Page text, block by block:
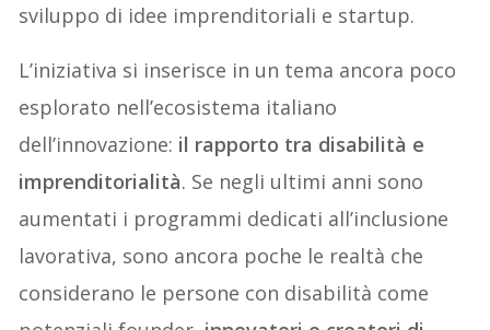
sviluppo di idee imprenditoriali e startup.
L’iniziativa si inserisce in un tema ancora poco
esplorato nell’ecosistema italiano
dell’innovazione: il rapporto tra disabilità e
imprenditorialità. Se negli ultimi anni sono
aumentati i programmi dedicati all’inclusione
lavorativa, sono ancora poche le realtà che
considerano le persone con disabilità come